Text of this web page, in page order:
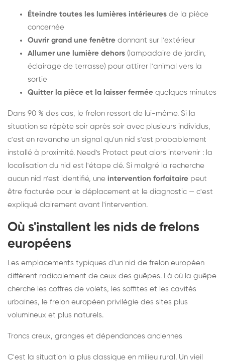
Éteindre toutes les lumières intérieures de la pièce
concernée
Ouvrir grand une fenêtre donnant sur l'extérieur
Allumer une lumière dehors (lampadaire de jardin,
éclairage de terrasse) pour attirer l'animal vers la
sortie
Quitter la pièce et la laisser fermée quelques minutes
Dans 90 % des cas, le frelon ressort de lui-même. Si la
situation se répète soir après soir avec plusieurs individus,
c'est en revanche un signal qu'un nid s'est probablement
installé à proximité. Need's Protect peut alors intervenir : la
localisation du nid est l'étape clé. Si malgré la recherche
aucun nid n'est identifié, une intervention forfaitaire peut
être facturée pour le déplacement et le diagnostic — c'est
expliqué clairement avant l'intervention.
Où s'installent les nids de frelons
européens
Les emplacements typiques d'un nid de frelon européen
diffèrent radicalement de ceux des guêpes. Là où la guêpe
cherche les coffres de volets, les soffites et les cavités
urbaines, le frelon européen privilégie des sites plus
volumineux et plus naturels.
Troncs creux, granges et dépendances anciennes
C'est la situation la plus classique en milieu rural. Un vieil